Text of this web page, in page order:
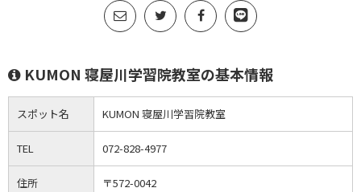
KUMON 寝屋川学習院教室の基本情報
スポット名 KUMON 寝屋川学習院教室
TEL 072-828-4977
住所
〒572-0042